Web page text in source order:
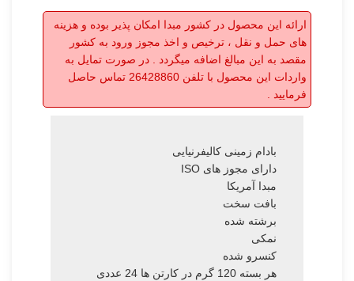
ارائه این محصول در کشور مبدا امکان پذیر بوده و هزینه
های حمل و نقل ، ترخیص و اخذ مجوز ورود به کشور
مقصد به این مبالغ اضافه میگردد . در صورت تمایل به
واردات این محصول با تلفن 26428860 تماس حاصل
فرمایید .
بادام زمینی کالیفرنیایی
دارای مجوز های ISO
مبدا آمریکا
بافت سخت
برشته شده
نمکی
کنسرو شده
هر بسته 120 گرم در کارتن ها 24 عددی